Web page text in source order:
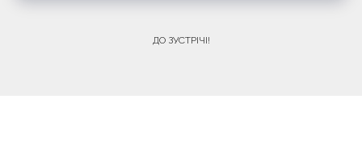
ДО ЗУСТРІЧІ!